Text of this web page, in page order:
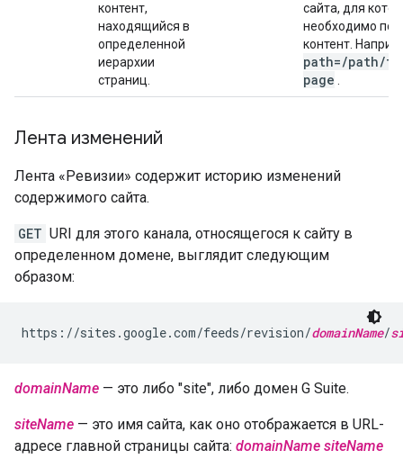
контент,
находящийся в
определенной
иерархии
страниц.
сайта, для
необходимо
контент.
path=/path/to
page
Лента изменений
Лента «Ревизии» содержит историю изменений
содержимого сайта.
GET URI для этого канала, относящегося к сайту в
определенном домене, выглядит следующим
образом:
https://sites.google.com/feeds/revision/domainName/
domainName — это либо "site", либо домен G Suite.
siteName — это имя сайта, как оно отображается в URL-
адресе главной страницы сайта: domainName siteName